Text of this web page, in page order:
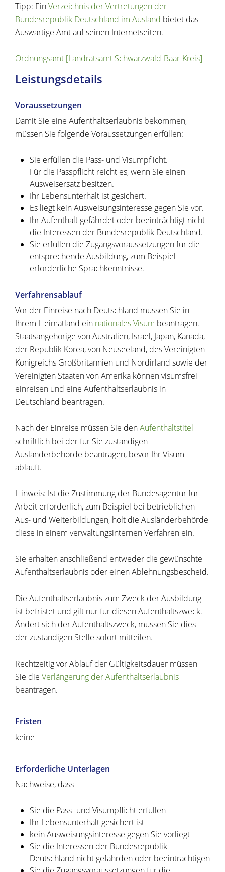
Tipp: EinVerzeichnis der Vertretungen der
Bundesrepublik Deutschland im Ausland bietet das
Auswärtige Amt auf seinen Internetseiten.
Ordnungsamt [Landratsamt Schwarzwald-Baar-Kreis]
Leistungsdetails
Voraussetzungen
Damit Sie eine Aufenthaltserlaubnis bekommen,
müssen Sie folgende Voraussetzungen erfüllen:
Sie erfüllen die Pass- und Visumpflicht.
Für die Passpflicht reicht es, wenn Sie einen
Ausweisersatz besitzen.
Ihr Lebensunterhalt ist gesichert.
Es liegt kein Ausweisungsinteresse gegen Sie vor.
Ihr Aufenthalt gefährdet oder beeinträchtigt nicht
die Interessen der Bundesrepublik Deutschland.
Sie erfüllen die Zugangsvoraussetzungen für die
entsprechende Ausbildung, zum Beispiel
erforderliche Sprachkenntnisse.
Verfahrensablauf
Vor der Einreise nach Deutschland müssen Sie in
Ihrem Heimatland ein nationales Visum beantragen.
Staatsangehörige von Australien, Israel, Japan, Kanada,
der Republik Korea, von Neuseeland, des Vereinigten
Königreichs Großbritannien und Nordirland sowie der
Vereinigten Staaten von Amerika können visumsfrei
einreisen und eine Aufenthaltserlaubnis in
Deutschland beantragen.
Nach der Einreise müssen Sie denAufenthaltstitel
schriftlich bei der für Sie zuständigen
Ausländerbehörde beantragen, bevor Ihr Visum
abläuft.
Hinweis: Ist die Zustimmung der Bundesagentur für
Arbeit erforderlich, zum Beispiel bei betrieblichen
Aus- und Weiterbildungen, holt die Ausländerbehörde
diese in einem verwaltungsinternen Verfahren ein.
Sie erhalten anschließend entweder die gewünschte
Aufenthaltserlaubnis oder einen Ablehnungsbescheid.
Die Aufenthaltserlaubnis zum Zweck der Ausbildung
ist befristet und gilt nur für diesen Aufenthaltszweck.
Ändert sich der Aufenthaltszweck, müssen Sie dies
der zuständigen Stelle sofort mitteilen.
Rechtzeitig vor Ablauf der Gültigkeitsdauer müssen
Sie die Verlängerung der Aufenthaltserlaubnis
beantragen.
Fristen
keine
Erforderliche Unterlagen
Nachweise, dass
Sie die Pass- und Visumpflicht erfüllen
Ihr Lebensunterhalt gesichert ist
kein Ausweisungsinteresse gegen Sie vorliegt
Sie die Interessen der Bundesrepublik
Deutschland nicht gefährden oder beeinträchtigen